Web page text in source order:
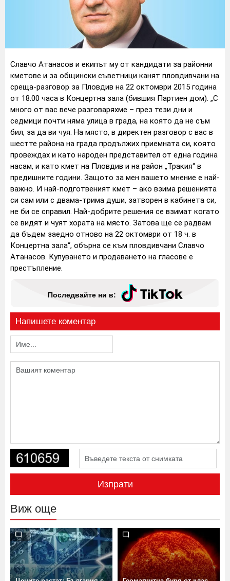
Славчо Атанасов и екипът му от кандидати за районни
кметове и за общински съветници канят пловдивчани на
среща-разговор за Пловдив на 22 октомври 2015 година
от 18.00 часа в Концертна зала (бившия Партиен дом). „С
много от вас вече разговаряхме – през тези дни и
седмици почти няма улица в града, на която да не съм
бил, за да ви чуя. На място, в директен разговор с вас в
шестте района на града продължих приемната си, която
провеждах и като народен представител от една година
насам, и като кмет на Пловдив и на район „Тракия“ в
предишните години. Защото за мен вашето мнение е най-
важно. И най-подготвеният кмет – ако взима решенията
си сам или с двама-трима души, затворен в кабинета си,
не би се справил. Най-добрите решения се взимат когато
се видят и чуят хората на място. Затова ще се радвам
да бъдем заедно отново на 22 октомври от 18 ч. в
Концертна зала“, обърна се към пловдивчани Славчо
Атанасов. Купуването и продаването на гласове е
престъпление.
Последвайте ни в:
Напишете коментар
Виж още